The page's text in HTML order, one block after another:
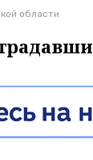
области